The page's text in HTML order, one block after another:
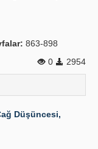
863-898
0
2954
Düşüncesi,